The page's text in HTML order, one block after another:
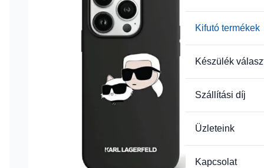
Kifutó termékek
Készülék
Szállítási díj
Üzleteink
Kapcsolat